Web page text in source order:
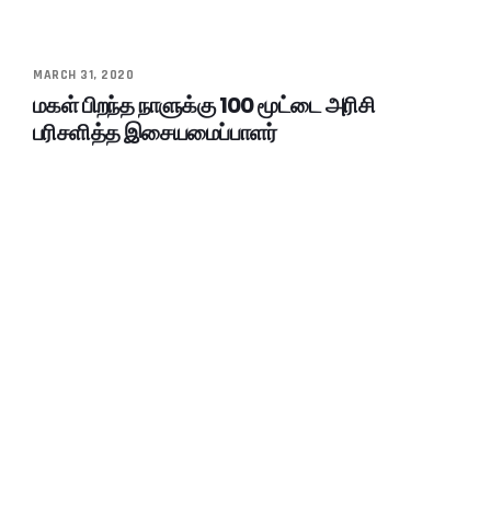
MARCH 31, 2020
மகள் பிறந்த நாளுக்கு 100 மூட்டை அரிசி
பரிசளித்த இசையமைப்பாளர்